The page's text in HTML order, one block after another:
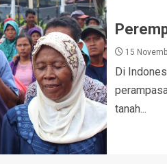
15
Di
tanah...